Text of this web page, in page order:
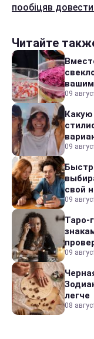
пообіцяв
Читайте
09
Какую
09
свой
09
Таро-
09
легче
08